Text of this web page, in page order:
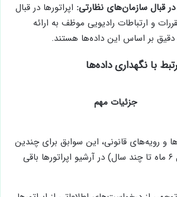
قبال سازمان‌های نظارتی: اپراتورها در قبال
و ارتباطات رادیویی موظف به ارائه
بر اساس این داده‌ها هستند.
جزئیات مهم
و رویه‌های قانونی، این سوابق برای چندین
سال (حداقل ۶ ماه تا چند سال) در آرشیو اپراتورها باقی